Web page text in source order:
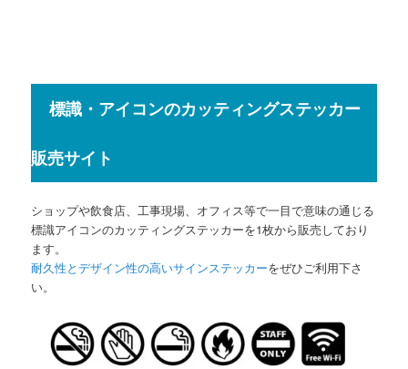
標識・アイコンのカッティングステッカー
販売サイト
ショップや飲食店、工事現場、オフィス等で一目で意味の通じる
標識アイコンのカッティングステッカーを1枚から販売しており
ます。
耐久性とデザイン性の高いサインステッカーをぜひご利用下さ
い。